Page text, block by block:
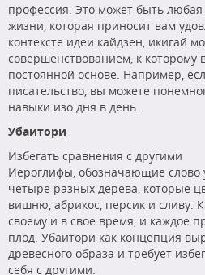
профессия. Это может быть любая
жизни, которая приносит вам
контексте идеи кайдзен, икигай
совершенствованием, к которому
постоянной основе. Например,
писательство, вы можете
навыки изо дня в день.
Убаитори
Избегать сравнения с другими
Иероглифы, обозначающие слово
четыре разных дерева, которые
вишню, абрикос, персик и сливу.
своему и в свое время, и каждое
плод. Убаитори как концепция
древесного образа и требует
себя с другими.